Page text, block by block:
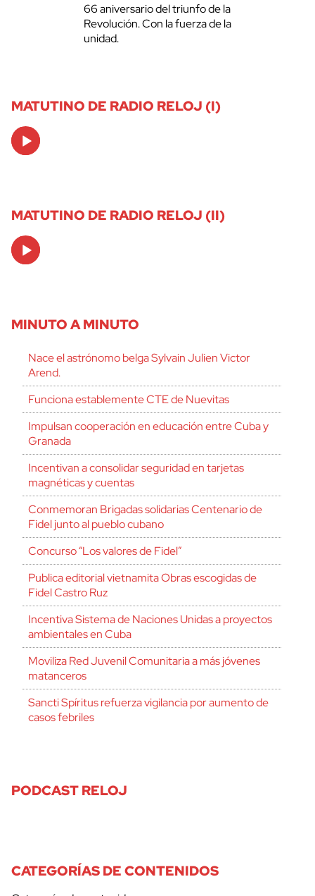
66 aniversario del triunfo de la
Revolución. Con la fuerza de la
unidad.
MATUTINO DE RADIO RELOJ (I)
Audio
Player
MATUTINO DE RADIO RELOJ (II)
Audio
Player
MINUTO A MINUTO
Nace el astrónomo belga Sylvain Julien Victor
Arend.
Funciona establemente CTE de Nuevitas
Impulsan cooperación en educación entre Cuba y
Granada
Incentivan a consolidar seguridad en tarjetas
magnéticas y cuentas
Conmemoran Brigadas solidarias Centenario de
Fidel junto al pueblo cubano
Concurso “Los valores de Fidel”
Publica editorial vietnamita Obras escogidas de
Fidel Castro Ruz
Incentiva Sistema de Naciones Unidas a proyectos
ambientales en Cuba
Moviliza Red Juvenil Comunitaria a más jóvenes
matanceros
Sancti Spíritus refuerza vigilancia por aumento de
casos febriles
PODCAST RELOJ
CATEGORÍAS DE CONTENIDOS